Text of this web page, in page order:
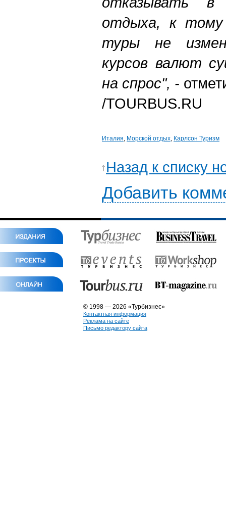
отдыха, к
туры не
курсов валют
на спрос", -
/TOURBUS.RU
Италия, Морской отдых, Карлсон Туризм
Назад к списку
Добавить
© 1998 — 2026 «Турбизнес»
Контактная информация
Реклама на сайте
Письмо редактору сайта